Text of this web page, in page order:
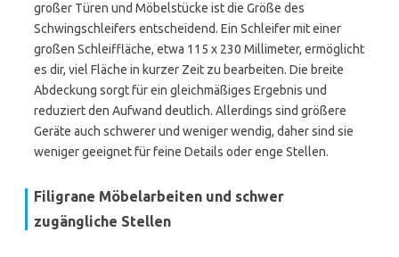
großer Türen und Möbelstücke ist die Größe des
Schwingschleifers entscheidend. Ein Schleifer mit einer
großen Schleiffläche, etwa 115 x 230 Millimeter, ermöglicht
es dir, viel Fläche in kurzer Zeit zu bearbeiten. Die breite
Abdeckung sorgt für ein gleichmäßiges Ergebnis und
reduziert den Aufwand deutlich. Allerdings sind größere
Geräte auch schwerer und weniger wendig, daher sind sie
weniger geeignet für feine Details oder enge Stellen.
Filigrane Möbelarbeiten und schwer
zugängliche Stellen